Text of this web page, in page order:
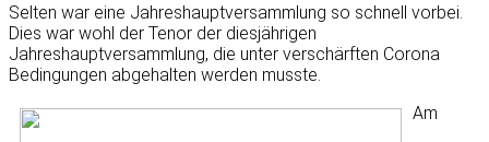
Selten war eine Jahreshauptversammlung so schnell vorbei.
Dies war wohl der Tenor der diesjährigen
Jahreshauptversammlung, die unter verschärften Corona
Bedingungen abgehalten werden musste.
Am